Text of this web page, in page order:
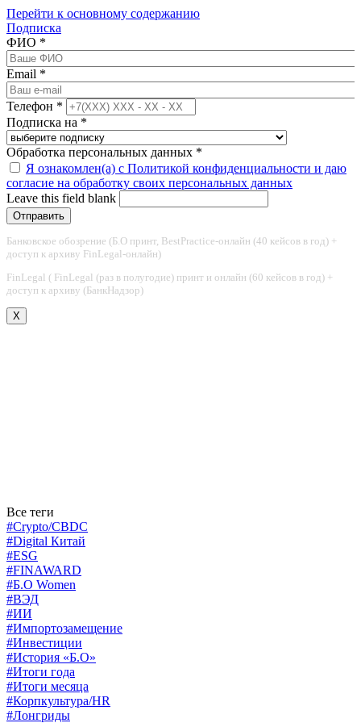
Перейти к основному содержанию
Подписка
ФИО *
Email *
Телефон *
Подписка на *
Обработка персональных данных *
Я ознакомлен(а) с Политикой конфиденциальности и даю
согласие на обработку своих персональных данных
Leave this field blank
Банковское обозрение (Б.О принт, BestPractice-онлайн (40 кейсов в год) +
доступ к архиву FinLegal-онлайн)
FinLegal ( FinLegal (раз в полугодие) принт и онлайн (60 кейсов в год) +
доступ к архиву (БанкНадзор)
X
Все теги
#Crypto/CBDC
#Digital Китай
#ESG
#FINAWARD
#Б.О Women
#ВЭД
#ИИ
#Импортозамещение
#Инвестиции
#История «Б.О»
#Итоги года
#Итоги месяца
#Корпкультура/HR
#Лонгриды